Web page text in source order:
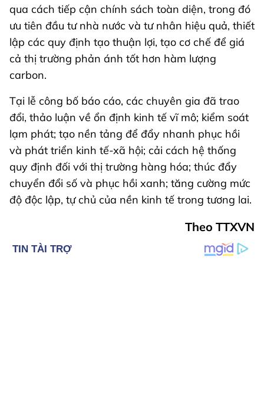
qua cách tiếp cận chính sách toàn diện, trong đó
ưu tiên đầu tư nhà nước và tư nhân hiệu quả, thiết
lập các quy định tạo thuận lợi, tạo cơ chế để giá
cả thị trường phản ánh tốt hơn hàm lượng
carbon.
Tại lễ công bố báo cáo, các chuyên gia đã trao
đổi, thảo luận về ổn định kinh tế vĩ mô; kiểm soát
lạm phát; tạo nền tảng để đẩy nhanh phục hồi
và phát triển kinh tế-xã hội; cải cách hệ thống
quy định đối với thị trường hàng hóa; thúc đẩy
chuyển đổi số và phục hồi xanh; tăng cường mức
độ độc lập, tự chủ của nền kinh tế trong tương lai.
Theo TTXVN